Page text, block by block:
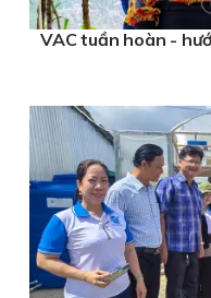
VAC tuần hoàn -